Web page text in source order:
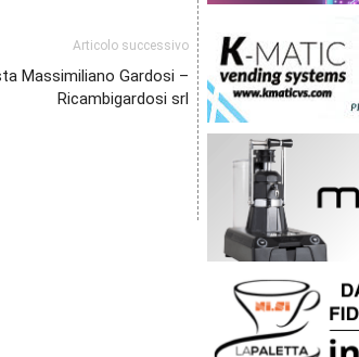
Articolo successivo
Massimiliano Gardosi –
Ricambigardosi srl